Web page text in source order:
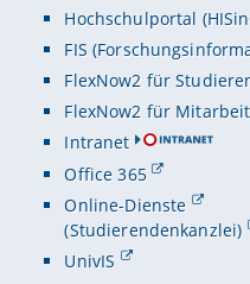
Hochschulportal
FIS
FlexNow2 für
FlexNow2 für
Intranet
Office 365
Online-Dienste
(Studierendenkanzlei)
UnivIS